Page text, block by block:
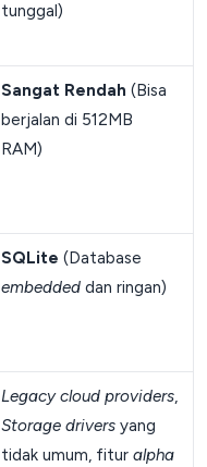
tunggal)
Sangat Rendah (Bisa
berjalan di 512MB
RAM)
SQLite (Database
embeddeddan ringan)
Legacy cloud providers,
Storage driversyang
tidak umum, fitur alpha